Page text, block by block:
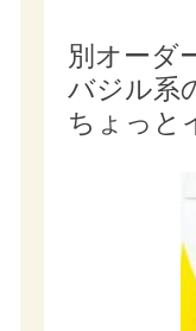
別オーダ
バジル系
ちょっと